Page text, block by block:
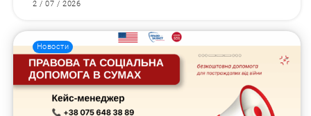
2 / 07 / 2026
Новости